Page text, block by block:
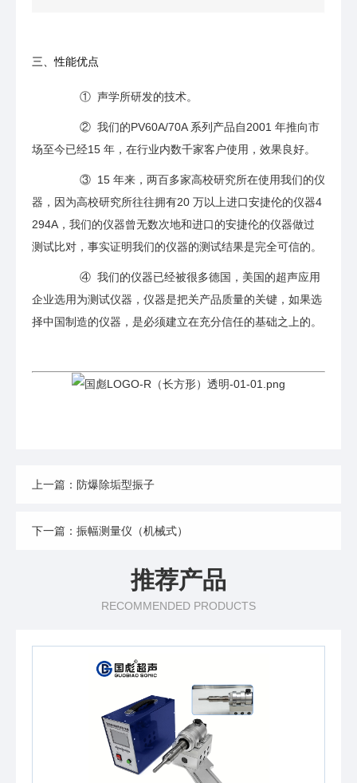
三、性能优点
① 声学所研发的技术。
② 我们的PV60A/70A 系列产品自2001 年推向市
场至今已经15 年，在行业内数千家客户使用，效果良好。
③ 15 年来，两百多家高校研究所在使用我们的仪
器，因为高校研究所往往拥有20 万以上进口安捷伦的仪器4
294A，我们的仪器曾无数次地和进口的安捷伦的仪器做过
测试比对，事实证明我们的仪器的测试结果是完全可信的。
④ 我们的仪器已经被很多德国，美国的超声应用
企业选用为测试仪器，仪器是把关产品质量的关键，如果选
择中国制造的仪器，是必须建立在充分信任的基础之上的。
上一篇：防爆除垢型振子
下一篇：振幅测量仪（机械式）
推荐产品
RECOMMENDED PRODUCTS